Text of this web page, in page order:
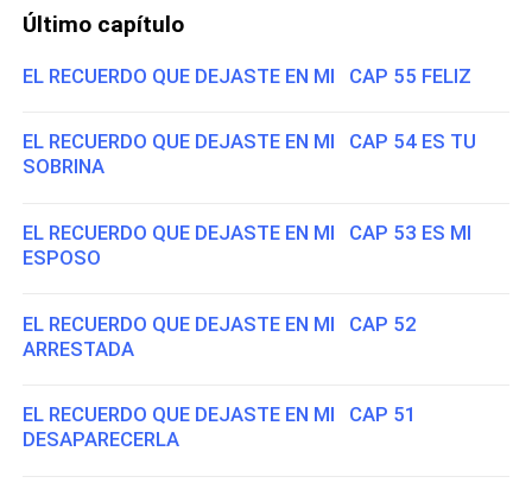
Último capítulo
EL RECUERDO QUE DEJASTE EN MI CAP 55 FELIZ
EL RECUERDO QUE DEJASTE EN MI CAP 54 ES TU
SOBRINA
EL RECUERDO QUE DEJASTE EN MI CAP 53 ES MI
ESPOSO
EL RECUERDO QUE DEJASTE EN MI CAP 52
ARRESTADA
EL RECUERDO QUE DEJASTE EN MI CAP 51
DESAPARECERLA